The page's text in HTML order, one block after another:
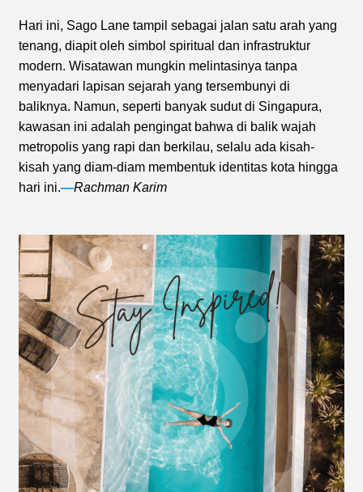
Hari ini, Sago Lane tampil sebagai jalan satu arah yang
tenang, diapit oleh simbol spiritual dan infrastruktur
modern. Wisatawan mungkin melintasinya tanpa
menyadari lapisan sejarah yang tersembunyi di
baliknya. Namun, seperti banyak sudut di Singapura,
kawasan ini adalah pengingat bahwa di balik wajah
metropolis yang rapi dan berkilau, selalu ada kisah-
kisah yang diam-diam membentuk identitas kota hingga
hari ini.—Rachman Karim